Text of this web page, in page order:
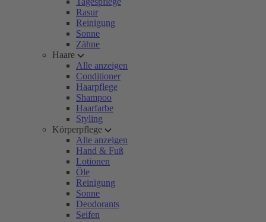
Rasur
Reinigung
Sonne
Zähne
Haare
Alle anzeigen
Conditioner
Haarpflege
Shampoo
Haarfarbe
Styling
Körperpflege
Alle anzeigen
Hand & Fuß
Lotionen
Öle
Reinigung
Sonne
Deodorants
Seifen